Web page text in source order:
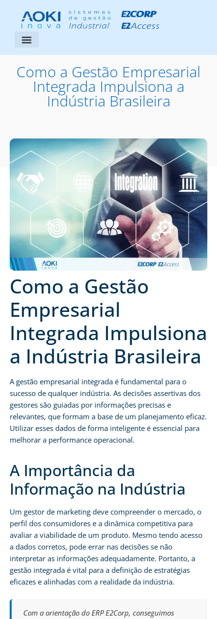
Como a Gestão Empresarial
Integrada Impulsiona a
Indústria Brasileira
Como a Gestão
Empresarial
Integrada Impulsiona
a Indústria Brasileira
A gestão empresarial integrada é fundamental para o
sucesso de qualquer indústria. As decisões assertivas dos
gestores são guiadas por informações precisas e
relevantes, que formam a base de um planejamento eficaz.
Utilizar esses dados de forma inteligente é essencial para
melhorar a performance operacional.
A Importância da
Informação na Indústria
Um gestor de marketing deve compreender o mercado, o
perfil dos consumidores e a dinâmica competitiva para
avaliar a viabilidade de um produto. Mesmo tendo acesso
a dados corretos, pode errar nas decisões se não
interpretar as informações adequadamente. Portanto, a
gestão integrada é vital para a definição de estratégias
eficazes e alinhadas com a realidade da indústria.
Com a orientação do ERP E2Corp, conseguimos